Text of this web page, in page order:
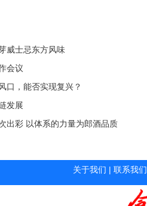
威士忌东方风味
会议
口，能否实现复兴？
发展
出彩 以体系的力量为郎酒品质
关于我们 | 联系我们